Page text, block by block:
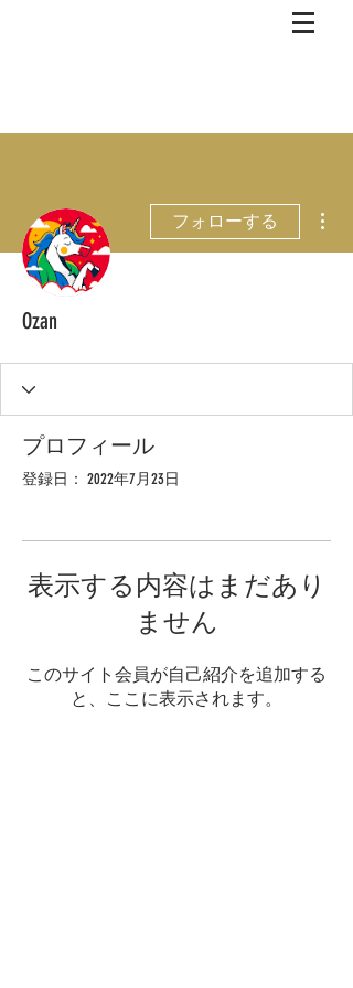
フォローする
Ozan
プロフィール
登録日： 2022年7月23日
表示する内容はまだあり
ません
このサイト会員が自己紹介を追加する
と、ここに表示されます。